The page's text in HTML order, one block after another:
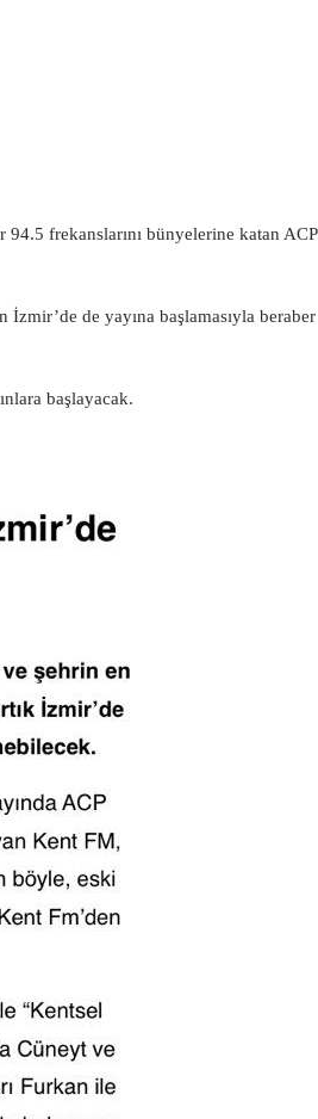
frekanslarını bünyelerine katan ACP
de yayına başlamasıyla beraber
başlayacak.